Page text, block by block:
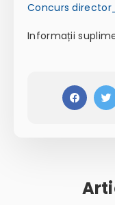
Concurs
Informații